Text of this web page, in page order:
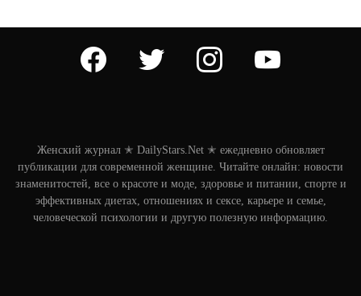
facebook twitter instagram youtube
Женский журнал ✭ DailyStars.Net ✭ ежедневно обновляет
публикации для современной женщине. Читайте онлайн: новости
знаменитостей, все о красоте и моде, здоровье и питании, спорте и
эффективных диетах, отношениях и сексе, карьере и семье,
человеческой психологии и другую полезную информацию.